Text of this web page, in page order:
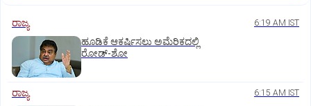
ರಾಜ್ಯ 6:19 AM IST
ಹೂಡಿಕೆ ಆಕರ್ಷಿಸಲು ಅಮೆರಿಕದಲ್ಲಿ
ರೋಡ್‌-ಶೋ
ರಾಜ್ಯ 6:15 AM IST